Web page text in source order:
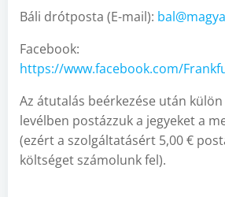
Báli drótposta (E-mail):
Facebook:
https://www.facebook.com/
Az átutalás beérkezése után
levélben postázzuk a jegyeket a
(ezért a szolgáltatásért 5,00 €
költséget számolunk fel).